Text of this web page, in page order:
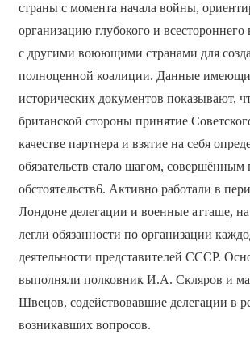
страны с момента начала войны,
организацию глубокого и всестороннего
с другими воюющими странами для
полноценной коалиции. Данные
исторических документов показывают,
британской стороны принятие
качестве партнера и взятие на себя
обязательств стало шагом, совершённым
обстоятельств6. Активно работали в
Лондоне делегации и военные атташе,
легли обязанности по организации
деятельности представителей СССР.
выполняли полковник И.А. Скляров и
Швецов, содействовавшие делегации в
возникавших вопросов.